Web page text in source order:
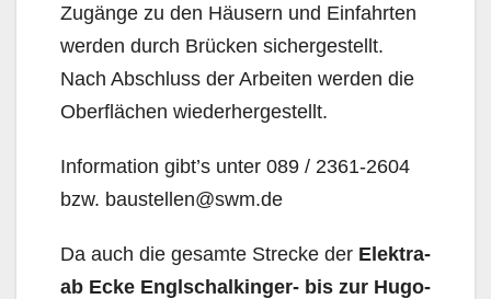
Zugänge zu den Häusern und Einfahrten
werden durch Brücken sichergestellt.
Nach Abschluss der Arbeiten werden die
Oberflächen wiederhergestellt.
Information gibt’s unter 089 / 2361-2604
bzw. baustellen@swm.de
Da auch die gesamte Strecke der Elektra-
ab Ecke Englschalkinger- bis zur Hugo-